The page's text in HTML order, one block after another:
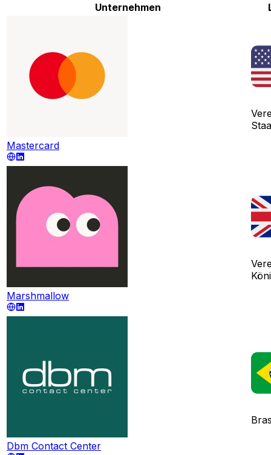
Unternehmen
Mastercard
Marshmallow
Dbm Contact Center